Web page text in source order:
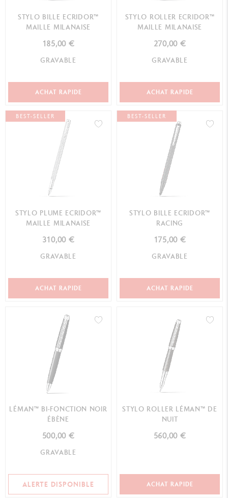
STYLO BILLE ECRIDOR™
MAILLE MILANAISE
185,00 €
GRAVABLE
ACHAT RAPIDE
STYLO ROLLER ECRIDOR™
MAILLE MILANAISE
270,00 €
GRAVABLE
ACHAT RAPIDE
BEST-SELLER
STYLO PLUME ECRIDOR™
MAILLE MILANAISE
310,00 €
GRAVABLE
ACHAT RAPIDE
BEST-SELLER
STYLO BILLE ECRIDOR™
RACING
175,00 €
GRAVABLE
ACHAT RAPIDE
LÉMAN™ BI-FONCTION NOIR
ÉBÈNE
500,00 €
GRAVABLE
ALERTE DISPONIBLE
STYLO ROLLER LÉMAN™ DE
NUIT
560,00 €
ACHAT RAPIDE